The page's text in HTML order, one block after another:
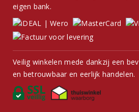
eigen bank.
Veilig winkelen mede dankzij een
en betrouwbaar en eerlijk handelen.